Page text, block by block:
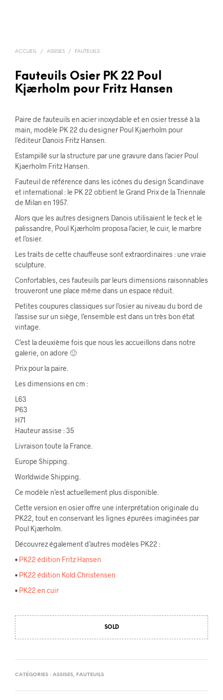
ACCUEIL / ASSISES / FAUTEUILS
Fauteuils Osier PK 22 Poul
Kjærholm pour Fritz Hansen
Paire de fauteuils en acier inoxydable et en osier tressé à la
main, modèle PK 22 du designer Poul Kjaerholm pour
l’éditeur Danois Fritz Hansen.
Estampillé sur la structure par une gravure dans l’acier Poul
Kjaerholm Fritz Hansen.
Fauteuil de référence dans les icônes du design Scandinave
et international : le PK 22 obtient le Grand Prix de la Triennale
de Milan en 1957.
Alors que les autres designers Danois utilisaient le teck et le
palissandre, Poul Kjærholm proposa l’acier, le cuir, le marbre
et l’osier.
Les traits de cette chauffeuse sont extraordinaires : une vraie
sculpture.
Confortables, ces fauteuils par leurs dimensions raisonnables
trouveront une place même dans un espace réduit.
Petites coupures classiques sur l’osier au niveau du bord de
l’assise sur un siège, l’ensemble est dans un très bon état
vintage.
C’est la deuxième fois que nous les accueillons dans notre
galerie, on adore 🙂
Prix pour la paire.
Les dimensions en cm :
L63
P63
H71
Hauteur assise : 35
Livraison toute la France.
Europe Shipping.
Worldwide Shipping.
Ce modèle n’est actuellement plus disponible.
Cette version en osier offre une interprétation originale du
PK22, tout en conservant les lignes épurées imaginées par
Poul Kjærholm.
Découvrez également d’autres modèles PK22 :
• PK22 édition Fritz Hansen
• PK22 édition Kold Christensen
• PK22 en cuir
SOLD
CATÉGORIES : ASSISES, FAUTEUILS